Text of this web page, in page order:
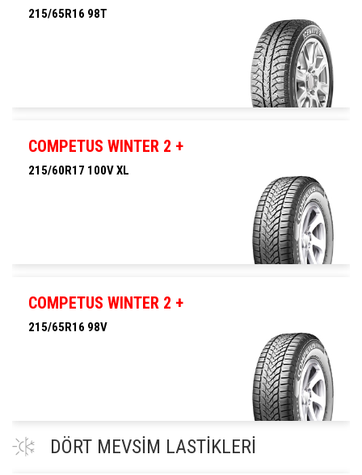
215/65R16 98T
COMPETUS WINTER 2 +
215/60R17 100V XL
COMPETUS WINTER 2 +
215/65R16 98V
DÖRT MEVSİM LASTİKLERİ